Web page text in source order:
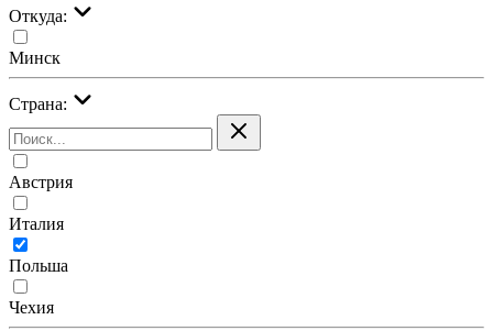
Откуда:
Минск
Страна:
Австрия
Италия
Польша
Чехия